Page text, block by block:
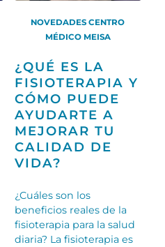
NOVEDADES CENTRO
MÉDICO MEISA
¿QUÉ ES LA
FISIOTERAPIA Y
CÓMO PUEDE
AYUDARTE A
MEJORAR TU
CALIDAD DE
VIDA?
¿Cuáles son los
beneficios reales de la
fisioterapia para la salud
diaria? La fisioterapia es